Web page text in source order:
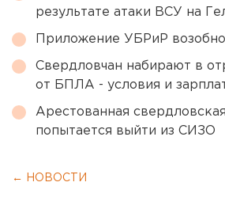
результате атаки ВСУ на
Приложение УБРиР
Свердловчан набирают в
от БПЛА - условия и
Арестованная
попытается выйти из СИЗО
← НОВОСТИ